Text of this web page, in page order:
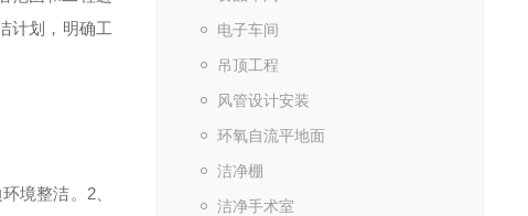
电子车间
吊顶工程
风管设计安装
环氧自流平地面
洁净棚
洁净手术室
计划，明确工
境整洁。2、